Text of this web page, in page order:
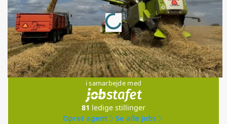
Annonce
Loading...
Jobs
i samarbejde med
81 ledige stillinger
Opret agent
Se alle jobs